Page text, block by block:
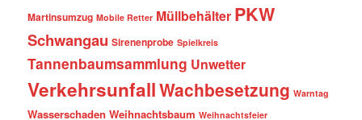
Martinsumzug Mobile Retter Müllbehälter PKW
Schwangau Sirenenprobe Spielkreis
Tannenbaumsammlung Unwetter
VerkehrsunfallWachbesetzung Warntag
Wasserschaden Weihnachtsbaum Weihnachtsfeier